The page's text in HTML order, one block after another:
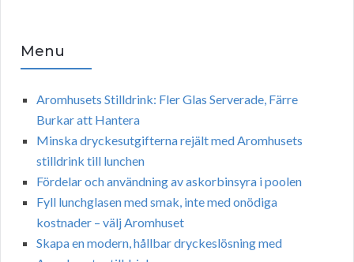
Menu
Aromhusets Stilldrink: Fler Glas Serverade, Färre
Burkar att Hantera
Minska dryckesutgifterna rejält med Aromhusets
stilldrink till lunchen
Fördelar och användning av askorbinsyra i poolen
Fyll lunchglasen med smak, inte med onödiga
kostnader – välj Aromhuset
Skapa en modern, hållbar dryckeslösning med